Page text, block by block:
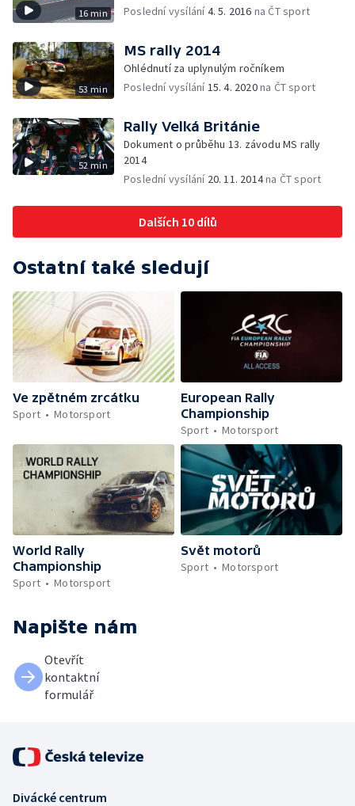
16 min
Poslední vysílání4. 5. 2016 na ČT sport
53 min
MS rally 2014
Ohlédnutí za uplynulým ročníkem
Poslední vysílání15. 4. 2020na ČT sport
52 min
Rally Velká Británie
Dokument o průběhu 13. závodu MS rally
2014
Poslední vysílání 20. 11. 2014na ČT sport
Dalších 10 dílů
Ostatní také sledují
Ve zpětném zrcátku
Sport
Motorsport
European Rally
Championship
Sport
Motorsport
World Rally
Championship
Sport
Motorsport
Svět motorů
Sport
Motorsport
Napište nám
Otevřít
kontaktní
formulář
Divácké centrum